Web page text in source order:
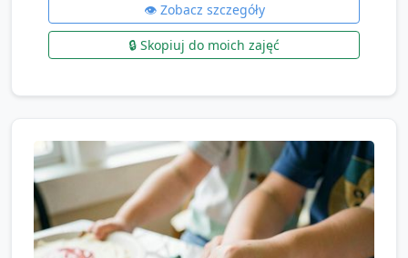
👁️ Zobacz szczegóły
🔒 Skopiuj do moich zajęć